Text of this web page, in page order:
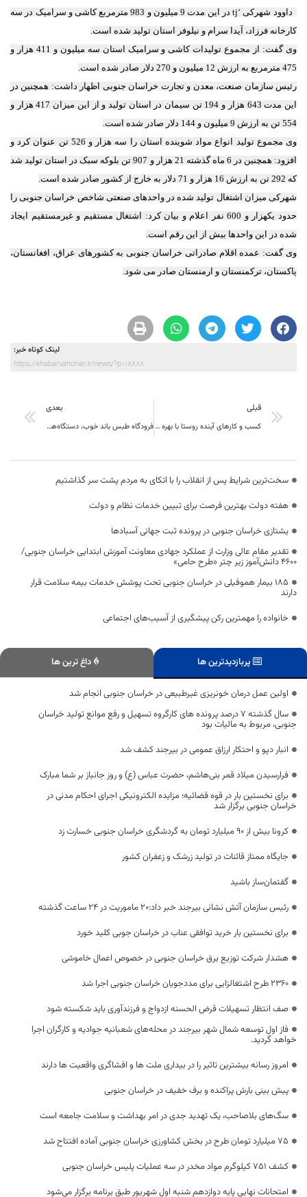
داوود شهرکی ‘tj در این مدت 9 میلیون و 983 مترمربع کاشی و سرامیک در سه
کارخانه فرزاد، آیدا سرام و نیلوفر استان تولید شده است.
وی گفت: از مجموع تولیدات کاشی و سرامیک استان سه میلیون و 411 هزار و
475 مترمربع به ارزش 12 میلیون و 270 دلار صادر شده است.
رئیس سازمان صنعت، معدن و تجارت خراسان جنوبی اظهار داشت: همچنین در
این مدت 643 هزار و 194 تن سیمان در استان تولید و از این میزان 417 هزار و
554 تن به ارزش 9 میلیون و 144 دلار صادر شده است.
وی مجموع تولید انواع مواد شوینده استان را سه هزار و 526 تن عنوان کرد و
افزود: همچنین در 6 ماه گذشته 21 هزار و 907 تن بلوکه سبک در استان تولید شد
که 292 تن به ارزش 16 هزار و 71 دلار به خارج از کشور صادر شده است.
شهرکی میزان اشتغال تولید شده در واحدهای صنعتی شاخص خراسان جنوبی را
حدود یکهزار و 600 نفر اعلام و بیان کرد: اشتغال مستقیم و غیرمستقیم ایجاد
شده در این واحدها بیش از این رقم است.
وی گفت: عمده اقلام صادراتی خراسان جنوبی به کشورهای عراق، افغانستان،
پاکستان، ترکمنستان و ارمنستان صادر می شود.
لینک کوتاه خبر:
https://khabarvahonar.ir/news/?p=18888
قبلی
کسب و کارهای آینده روستا با بهره گیری از فناوری اطلاعات و ارتباطات و براساس بررسی و برنامه ریزی انجام شود
بعدی
فرودگاه طبس باند خوب، دستگاه‌های ناوبری مناسب و قابل اطمینان دارد
سخت‌ترین شرایط پس از انقلاب را با اتکای به مردم پشت سر گذاشتیم
هفته دولت بهترین فرصت برای تبیین خدمات نظام و دولت
یشتازی خراسان جنوبی در پرونده ثبت جهانی آسبادها
تقدیر مقام عالی وزارت از عملکرد جهادی معاونت آموزش ابتدایی خراسان جنوبی/
۴۶۰۰ دانش‌آموز زیر چتر «طرح حامی»
۱۸۵ بیمار هموفیلی در خراسان جنوبی تحت پوشش خدمات بیمه سلامت قرار
دارند
خانواده را مهمترین رکن پیشگیری از آسیب‌های اجتماعی
پربازدیدترین ها داغ ترین ها
اولین عمل درمان خونریزی غیرطبیعی در خراسان جنوبی انجام شد
سال گذشته 7 درصد پرونده های کارگروه تسهیل و رفع موانع تولید خراسان
جنوبی، مربوط به مالیات بود
انبار دپو و احتکار ارزاق عمومی در بیرجند کشف شد
فرارسیدن میلاد قمر بنی‌هاشم، حضرت عباس (ع) و روز جانباز بر شما مبارک
برای نخستین بار در قوه قضائیه؛ مزایده الکترونیکی اجرای احکام مدنی در
خراسان جنوبی برگزار شد
کرونا بیش از ۹۰ میلیارد تومان به گردشگری خراسان جنوبی خسارت زد
جایگاه ممتاز قائنات در تولید زرشک و زعفران کشور
گفتمان‌ساز باشید
رئیس سازمان آتش نشانی بیرجند خبر داد:۲۰ ماموریت در ۲۴ ساعت گذشته
برای نخستین بار خرید توافقی عناب در خراسان جوبی کلید خورد
هشدار شرکت توزیع برق خراسان جنوبی در خصوص اعمال خاموشی
۲۳۶۰ طرح اشتغالزایی برای مددجویان خراسان جنوبی اجرا شد
صف انتظار تسهیلات قرض الحسنه ازدواج و فرزندآوری باید شکسته شود
فاز اول توسعه شمال شهر بیرجند در محله‌های شعبانیه جوادیه و کارگران اجرا
خواهد گردید.
امروز رسانه بیشترین تاثیر را در بیداری ملت ها و افشاگری واقعیت ها دارند
پیش‌ بینی بارش پراکنده و برف خفیف در خراسان جنوبی
سگ‌های بلاصاحب، یک تهدید جدی در امر بهداشت و سلامت جامعه است
۷۵ میلیارد تومان طرح در بخش کشاورزی خراسان جنوبی آماده افتتاح شد
کشف ۷۵۱ کیلوگرم مواد مخدر در سه عملیات پلیس خراسان جنوبی
امتحانات نهایی پایه دوازدهم شنبه اول شهریور طبق برنامه برگزار می‌شود